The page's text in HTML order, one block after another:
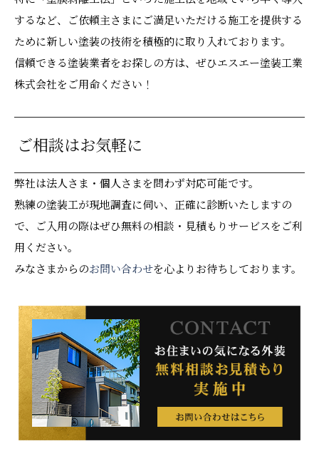
するなど、ご依頼主さまにご満足いただける施工を提供する
ために新しい塗装の技術を積極的に取り入れております。
信頼できる塗装業者をお探しの方は、ぜひエスエー塗装工業
株式会社をご用命ください！
ご相談はお気軽に
弊社は法人さま・個人さまを問わず対応可能です。
熟練の塗装工が現地調査に伺い、正確に診断いたしますの
で、ご入用の際はぜひ無料の相談・見積もりサービスをご利
用ください。
みなさまからのお問い合わせを心よりお待ちしております。